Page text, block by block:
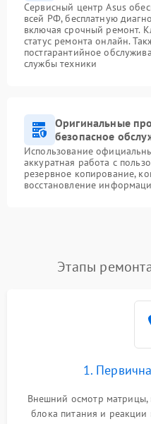
Сервисный центр Asus
всей РФ, бесплатную
включая срочный ремонт.
статус ремонта онлайн.
постгарантийное
службы техники
Оригинальные
безопасное
Использование
аккуратная работа с
резервное копирование,
восстановление
Этапы
1.
Внешний осмотр матрицы,
блока питания и